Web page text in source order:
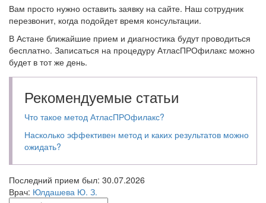
Вам просто нужно оставить заявку на сайте. Наш сотрудник
перезвонит, когда подойдет время консультации.
В Астане ближайшие прием и диагностика будут проводиться
бесплатно. Записаться на процедуру АтласПРОфилакс можно
будет в тот же день.
Рекомендуемые статьи
Что такое метод АтласПРОфилакс?
Насколько эффективен метод и каких результатов можно
ожидать?
Последний прием был: 30.07.2026
Врач: Юлдашева Ю. З.